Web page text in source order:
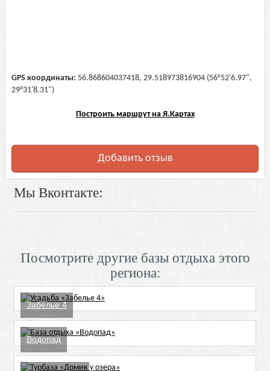
GPS координаты: 56.868604037418, 29.518973816904 (56°52'6.97",
29°31'8.31")
Построить маршрут на Я.Картах
Добавить отзыв
Мы Вконтакте:
Посмотрите другие базы отдыха этого
региона:
Забелье 4
Водопад